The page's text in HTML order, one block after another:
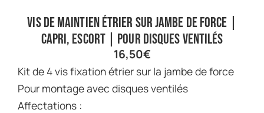
Vis de maintien étrier sur jambe de force |
Capri, Escort | Pour disques ventilés
16,50€
Kit de 4 vis fixation étrier sur la jambe de force
Pour montage avec disques ventilés
Affectations :